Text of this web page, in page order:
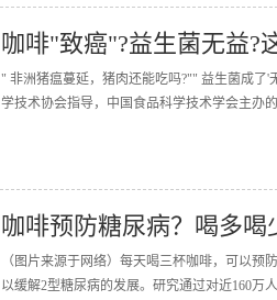
咖啡"致癌"?益生菌无益?
" 非洲猪瘟蔓延，猪肉还能吃吗?"" 益生菌成
学技术协会指导，中国食品科学技术学会主办
咖啡预防糖尿病？喝多喝
（图片来源于网络）每天喝三杯咖啡，可以预
以缓解2型糖尿病的发展。研究通过对近160万